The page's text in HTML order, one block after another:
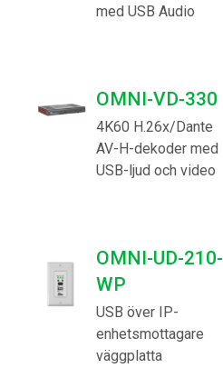
med USB Audio
OMNI-VD-330
4K60 H.26x/Dante
AV-H-dekoder med
USB-ljud och video
OMNI-UD-210-
WP
USB över IP-
enhetsmottagare
väggplatta